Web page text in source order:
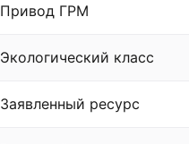
Привод ГРМ
Экологический класс
Заявленный ресурс